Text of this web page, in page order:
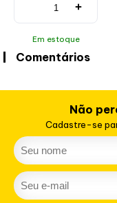
+
Em estoque
Comentários
Não
Cadastre-se